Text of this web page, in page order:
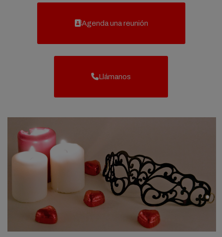
Agenda una reunión
Llámanos